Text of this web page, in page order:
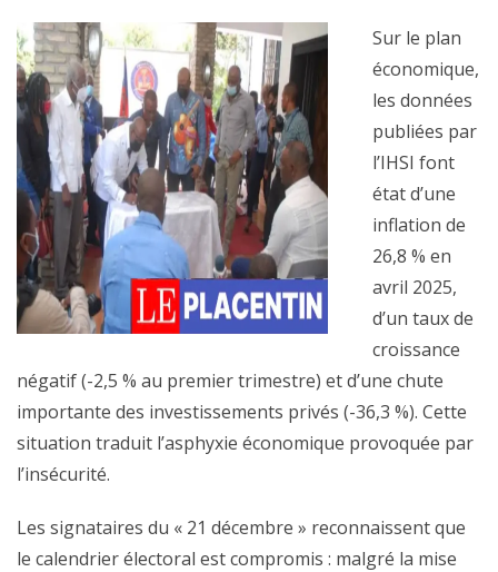
Sur le plan
économique,
les données
publiées par
l’IHSI font
état d’une
inflation de
26,8 % en
avril 2025,
d’un taux de
croissance
négatif (-2,5 % au premier trimestre) et d’une chute
importante des investissements privés (-36,3 %). Cette
situation traduit l’asphyxie économique provoquée par
l’insécurité.
Les signataires du « 21 décembre » reconnaissent que
le calendrier électoral est compromis : malgré la mise